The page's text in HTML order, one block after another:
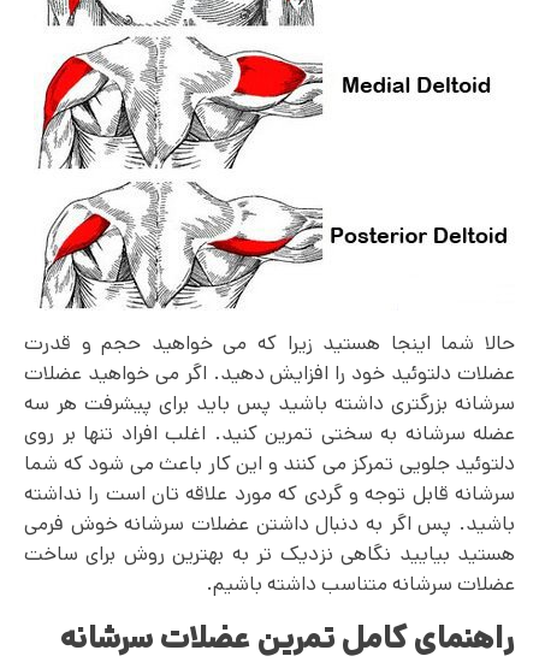
حالا شما اینجا هستید زیرا که می‌ خواهید حجم و قدرت
عضلات دلتوئید خود را افزایش دهید. اگر می خواهید عضلات
سرشانه بزرگتری داشته باشید پس باید برای پیشرفت هر سه
عضله سرشانه به سختی تمرین کنید. اغلب افراد تنها بر روی
دلتوئید جلویی تمرکز می‌ کنند و این کار باعث می شود که شما
سرشانه قابل توجه و گردی که مورد علاقه تان است را نداشته
باشید. پس اگر به دنبال داشتن عضلات سرشانه خوش فرمی
هستید بیایید نگاهی نزدیک تر به بهترین روش برای ساخت
عضلات سرشانه متناسب داشته باشیم.
راهنمای کامل تمرین عضلات سرشانه